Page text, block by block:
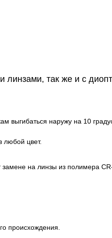
линзами, так же и с
выгибаться наружу на 10
любой цвет.
на линзы из полимера
происхождения.